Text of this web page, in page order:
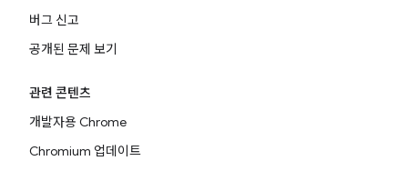
버그 신고
공개된 문제 보기
관련 콘텐츠
개발자용 Chrome
Chromium 업데이트